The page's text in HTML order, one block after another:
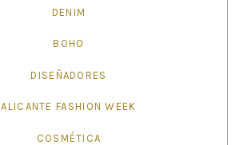
DENIM
BOHO
DISEÑADORES
ALICANTE FASHION WEEK
COSMÉTICA